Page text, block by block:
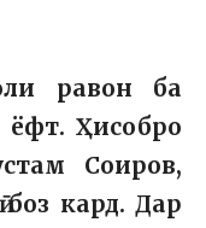
равон ба
ёфт. Ҳисобро
Соиров,
кард. Дар